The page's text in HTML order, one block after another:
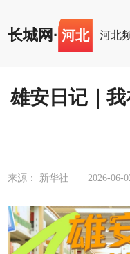
长城网 · 河北 河北
雄安日记｜
来源： 新华社 2026-06-